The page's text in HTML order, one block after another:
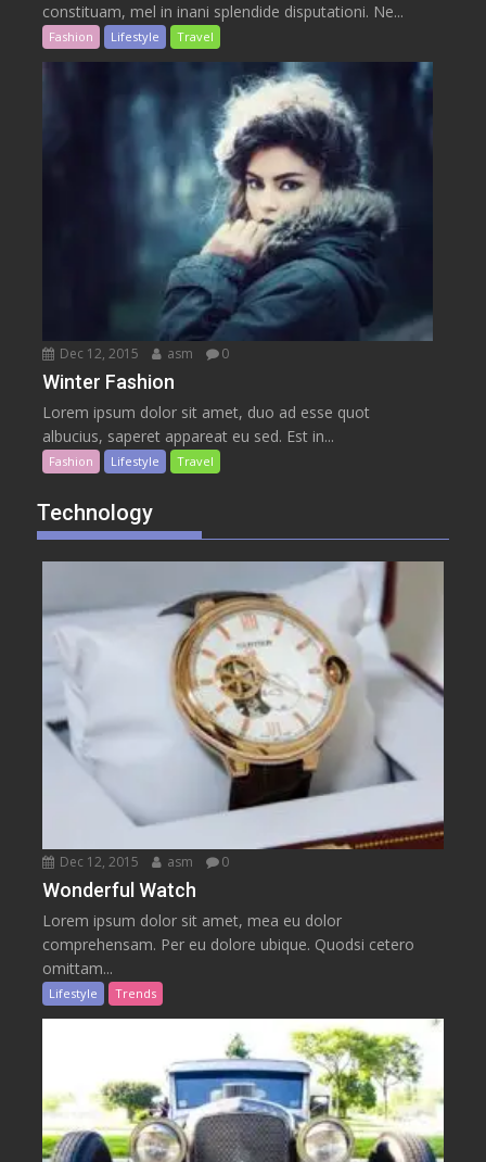
constituam, mel in inani splendide disputationi. Ne...
Fashion Lifestyle Travel
Dec 12, 2015 asm 0
Winter Fashion
Lorem ipsum dolor sit amet, duo ad esse quot
albucius, saperet appareat eu sed. Est in...
Fashion Lifestyle Travel
Technology
Dec 12, 2015 asm 0
Wonderful Watch
Lorem ipsum dolor sit amet, mea eu dolor
comprehensam. Per eu dolore ubique. Quodsi cetero
omittam...
Lifestyle Trends